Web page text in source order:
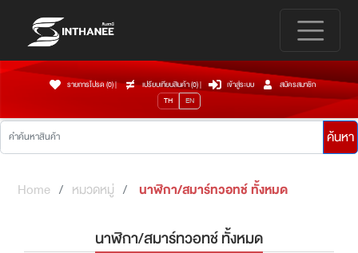
รายการโปรด (0)| เปรียบเทียบสินค้า (0)| เข้าสู่ระบบ
สมัครสมาชิก
TH
EN
ค้นหา
Home หมวดหมู่ นาฬิกา/สมาร์ทวอทช์ ทั้งหมด
นาฬิกา/สมาร์ทวอทช์ ทั้งหมด